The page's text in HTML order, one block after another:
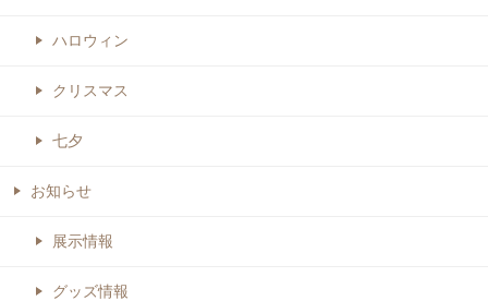
ハロウィン
クリスマス
七夕
お知らせ
展示情報
グッズ情報